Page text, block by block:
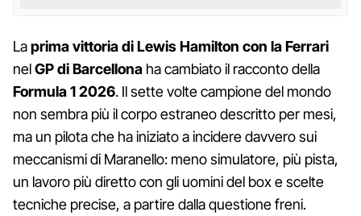
Laprima vittoria di Lewis Hamilton con la Ferrari
nelGP di Barcellona ha cambiato il racconto della
Formula 1 2026. Il sette volte campione del mondo
non sembra più il corpo estraneo descritto per mesi,
ma un pilota che ha iniziato a incidere davvero sui
meccanismi di Maranello: meno simulatore, più pista,
un lavoro più diretto con gli uomini del box e scelte
tecniche precise, a partire dalla questione freni.